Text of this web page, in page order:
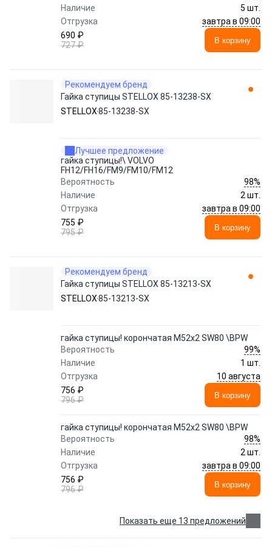
Наличие
5 шт.
Отгрузка
завтра в 09:00
690 ₽
727 ₽
В корзину
Рекомендуем бренд
Гайка ступицы STELLOX 85-13238-SX
STELLOX85-13238-SX
Лучшее предложение
гайка ступицы!\ VOLVO
FH12/FH16/FM9/FM10/FM12
Вероятность
98%
Наличие
2 шт.
Отгрузка
завтра в 09:00
755 ₽
795 ₽
В корзину
Рекомендуем бренд
Гайка ступицы STELLOX 85-13213-SX
STELLOX85-13213-SX
гайка ступицы! корончатая M52x2 SW80 \BPW
Вероятность
99%
Наличие
1 шт.
Отгрузка
10 августа
756 ₽
796 ₽
В корзину
гайка ступицы! корончатая M52x2 SW80 \BPW
Вероятность
98%
Наличие
2 шт.
Отгрузка
завтра в 09:00
756 ₽
796 ₽
В корзину
Показать еще 13 предложений